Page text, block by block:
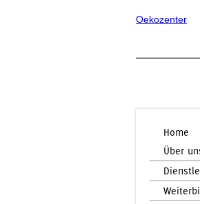
Oekozenter
Home
Über